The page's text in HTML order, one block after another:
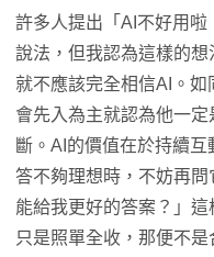
許多人提出「AI不好用
說法，但我認為這樣的
就不應該完全相信AI。
會先入為主就認為他一
斷。AI的價值在於持續
答不夠理想時，不妨再
能給我更好的答案？」
只是照單全收，那便不是